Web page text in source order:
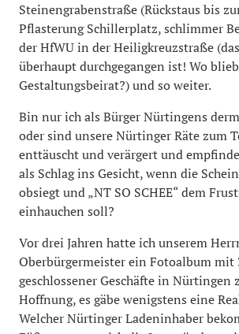
Steinengrabenstraße (Rückstaus bis
Pflasterung Schillerplatz, schlimmer
der HfWU in der Heiligkreuzstraße
überhaupt durchgegangen ist! Wo
Gestaltungsbeirat?) und so weiter.
Bin nur ich als Bürger Nürtingens
oder sind unsere Nürtinger Räte zum
enttäuscht und verärgert und
als Schlag ins Gesicht, wenn die
obsiegt und „NT SO SCHEE“ dem
einhauchen soll?
Vor drei Jahren hatte ich unserem
Oberbürgermeister ein Fotoalbum mit
geschlossener Geschäfte in Nürtingen
Hoffnung, es gäbe wenigstens eine
Welcher Nürtinger Ladeninhaber